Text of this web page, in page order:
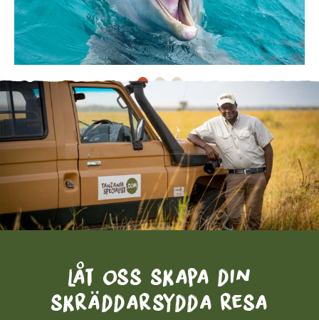
Låt oss skapa din
skräddarsydda resa